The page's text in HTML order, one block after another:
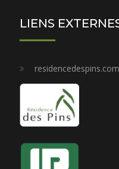
LIENS
residencedespins.com